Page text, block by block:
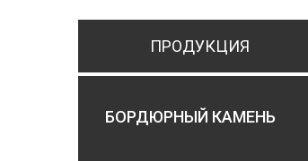
ПРОДУКЦИЯ
БОРДЮРНЫЙ КАМЕНЬ